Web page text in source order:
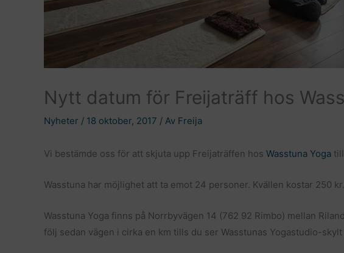
Nytt datum för Freijaträff hos
Nyheter / 18 oktober, 2017 / Av Freija
Vi bestämde oss för att skjuta upp Freijaträffen hos Wasstuna Yoga
Wasstuna har möjlighet att ta emot 24 personer. Kvällen kostar 250
Wasstuna Yoga finns på Norrbyvägen 14 (762 92 Rimbo) mellan
följ sedan vägen i cirka en km tills du ser Wasstunas Yogastudio-